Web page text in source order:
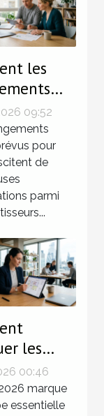
les
2026
vos
?
09:52
pour
de
parmi
les
du
tertiaire
?
00:46
marque
essentielle